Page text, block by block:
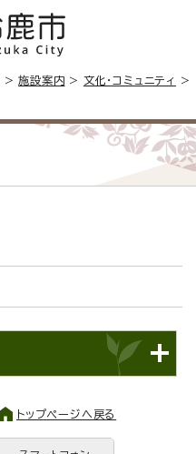
>施設案内 > 文化・コミュニティ
>
トップページへ戻る